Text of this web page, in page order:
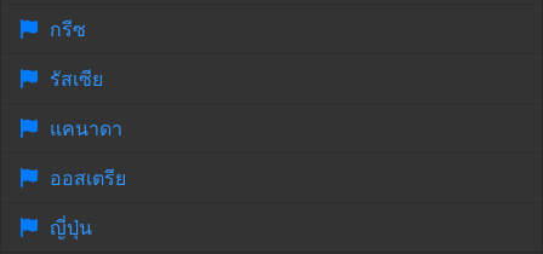
กรีซ
รัสเซีย
แคนาดา
ออสเตรีย
ญี่ปุ่น